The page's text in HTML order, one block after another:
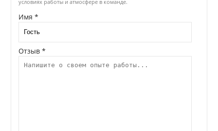
условиях работы и атмосфере в команде.
Имя *
Отзыв *